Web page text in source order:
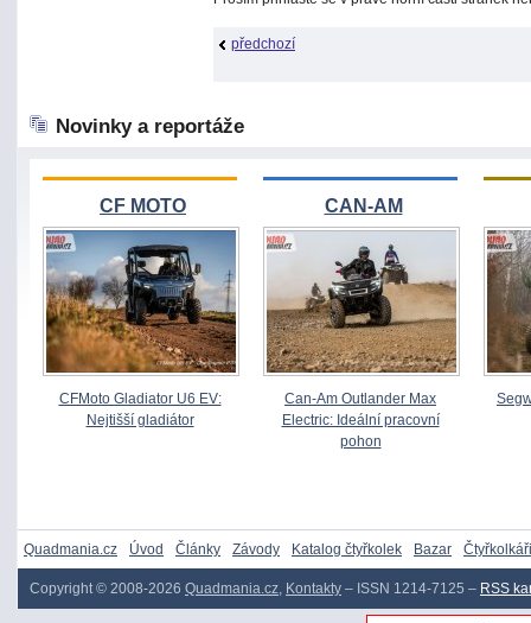
předchozí
Novinky a reportáže
CF MOTO
CFMoto Gladiator U6 EV:
Nejtišší gladiátor
CAN-AM
Can-Am Outlander Max
Electric: Ideální pracovní
pohon
Quadmania.cz Úvod Články Závody Katalog čtyřkolek Bazar Čtyřkolkáři
Copyright © 2008-2026 Quadmania.cz, Kontakty – ISSN 1214-7125 – RSS